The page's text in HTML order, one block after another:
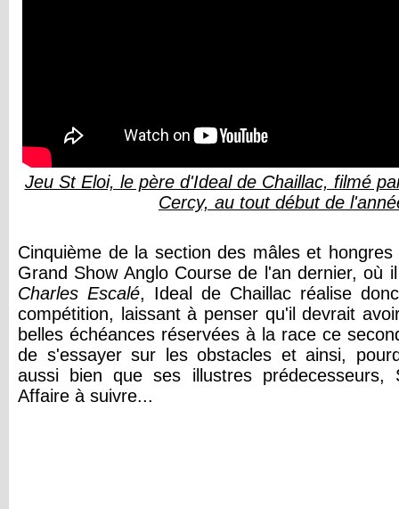
Jeu St Eloi, le père d'Ideal de Chaillac, filmé
Cercy, au tout début de
Cinquième de la section des mâles et
Grand Show Anglo Course de l'an dernier, où
Charles Escalé, Ideal de Chaillac réalise
compétition, laissant à penser qu'il devrait
belles échéances réservées à la race ce
de s'essayer sur les obstacles et ainsi,
aussi bien que ses illustres prédecesseurs,
Affaire à suivre...